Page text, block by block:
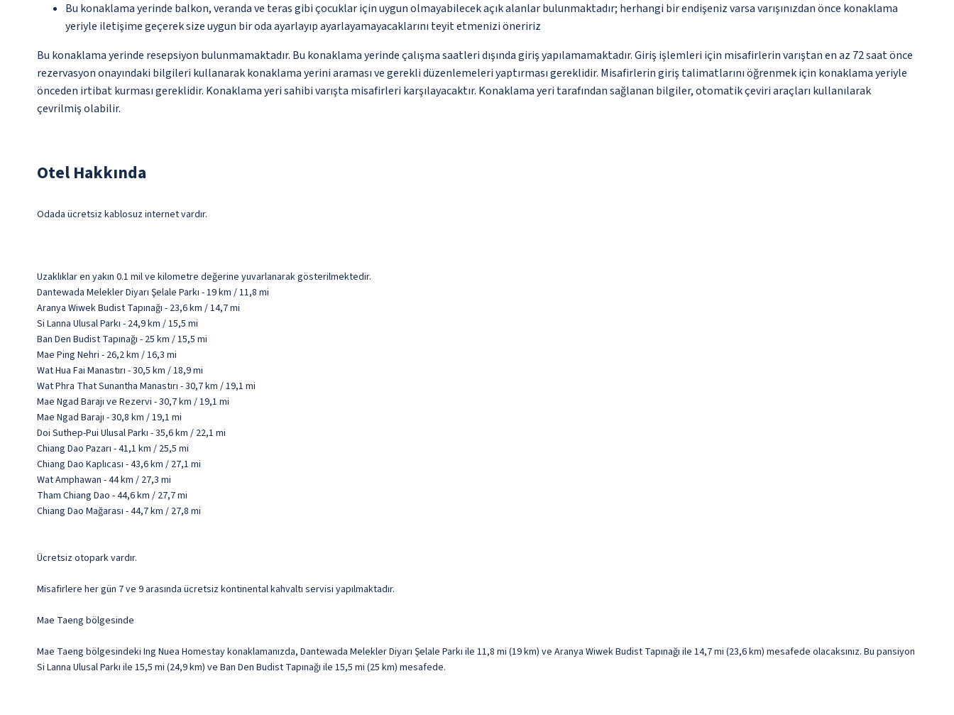
Bu konaklama yerinde balkon, veranda ve teras gibi çocuklar için uygun olmayabilecek açık alanlar bulunmaktadır; herhangi bir endişeniz varsa varışınızdan önce konaklama
yeriyle iletişime geçerek size uygun bir oda ayarlayıp ayarlayamayacaklarını teyit etmenizi öneririz
Bu konaklama yerinde resepsiyon bulunmamaktadır. Bu konaklama yerinde çalışma saatleri dışında giriş yapılamamaktadır. Giriş işlemleri için misafirlerin varıştan en az 72 saat önce
rezervasyon onayındaki bilgileri kullanarak konaklama yerini araması ve gerekli düzenlemeleri yaptırması gereklidir. Misafirlerin giriş talimatlarını öğrenmek için konaklama yeriyle
önceden irtibat kurması gereklidir. Konaklama yeri sahibi varışta misafirleri karşılayacaktır. Konaklama yeri tarafından sağlanan bilgiler, otomatik çeviri araçları kullanılarak
çevrilmiş olabilir.
Otel Hakkında
Odada ücretsiz kablosuz internet vardır.
Uzaklıklar en yakın 0.1 mil ve kilometre değerine yuvarlanarak gösterilmektedir.
Dantewada Melekler Diyarı Şelale Parkı - 19 km / 11,8 mi
Aranya Wiwek Budist Tapınağı - 23,6 km / 14,7 mi
Si Lanna Ulusal Parkı - 24,9 km / 15,5 mi
Ban Den Budist Tapınağı - 25 km / 15,5 mi
Mae Ping Nehri - 26,2 km / 16,3 mi
Wat Hua Fai Manastırı - 30,5 km / 18,9 mi
Wat Phra That Sunantha Manastırı - 30,7 km / 19,1 mi
Mae Ngad Barajı ve Rezervi - 30,7 km / 19,1 mi
Mae Ngad Barajı - 30,8 km / 19,1 mi
Doi Suthep-Pui Ulusal Parkı - 35,6 km / 22,1 mi
Chiang Dao Pazarı - 41,1 km / 25,5 mi
Chiang Dao Kaplıcası - 43,6 km / 27,1 mi
Wat Amphawan - 44 km / 27,3 mi
Tham Chiang Dao - 44,6 km / 27,7 mi
Chiang Dao Mağarası - 44,7 km / 27,8 mi
Ücretsiz otopark vardır.
Misafirlere her gün 7 ve 9 arasında ücretsiz kontinental kahvaltı servisi yapılmaktadır.
Mae Taeng bölgesinde
Mae Taeng bölgesindeki Ing Nuea Homestay konaklamanızda, Dantewada Melekler Diyarı Şelale Parkı ile 11,8 mi (19 km) ve Aranya Wiwek Budist Tapınağı ile 14,7 mi (23,6 km) mesafede olacaksınız. Bu pansiyon
Si Lanna Ulusal Parkı ile 15,5 mi (24,9 km) ve Ban Den Budist Tapınağı ile 15,5 mi (25 km) mesafede.